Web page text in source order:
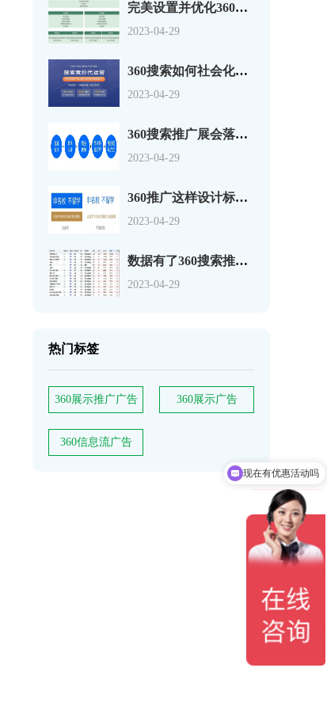
完美设置并优化360搜索广告组和广告系列
2023-04-29
360搜索如何社会化营销以及搜索营销
2023-04-29
360搜索推广展会落地页怎么做？一套思路供参考
2023-04-29
360推广这样设计标题，资深优化师都说好！
2023-04-29
数据有了360搜索推广关键词如何分析
2023-04-29
热门标签
360展示推广广告 360展示广告
360信息流广告
可以介绍下你们的产品么